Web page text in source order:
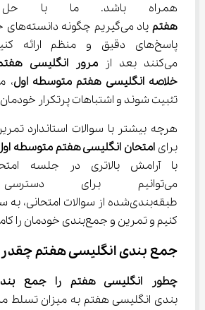
همراه باشد. ما با
هفتم
یاد
می‌کنند بعد از
مرور انگلیسی
خلاصه انگلیسی هفتم متوسطه اول،
تثبیت شوند و اشتباهات پرتکرار
هرچه بیشتر با سوالات استاندارد
برای امتحان انگلیسی هفتم متوسطه
می‌توانیم برای
طبقه‌بندی‌شده از سوالات
کنیم و تمرین و جمع‌بندی خودمان را کامل‌تر انجام دهیم.
جمع ‌بندی انگلیسی هفتم چقدر زمان می ‌برد؟
چطور انگلیسی هفتم را جمع
‌بندی انگلیسی هفتم به میزان تسلط